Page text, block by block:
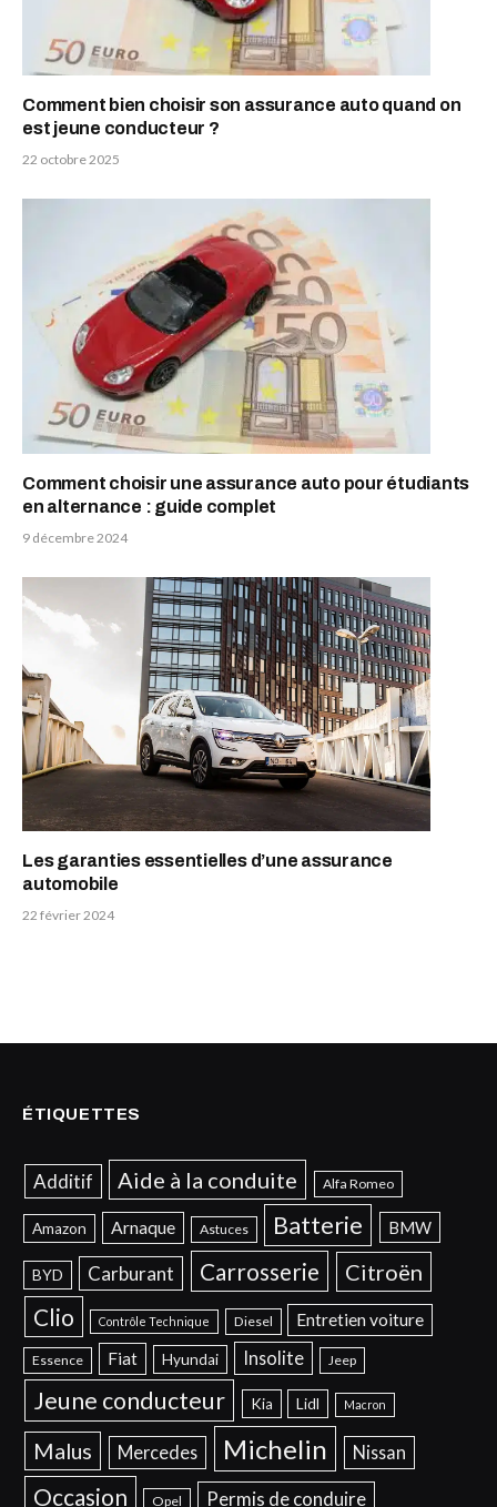
Comment bien choisir son assurance auto quand on
est jeune conducteur ?
22 octobre 2025
Comment choisir une assurance auto pour étudiants
en alternance : guide complet
9 décembre 2024
Les garanties essentielles d’une assurance
automobile
22 février 2024
ÉTIQUETTES
Additif Aide à la conduite Alfa Romeo
Amazon Arnaque Astuces Batterie BMW
BYD Carburant Carrosserie Citroën
Clio Contrôle Technique Diesel Entretien voiture
Essence Fiat Hyundai Insolite Jeep
Jeune conducteur Kia Lidl Macron
Malus Mercedes Michelin Nissan
Occasion Opel Permis de conduire